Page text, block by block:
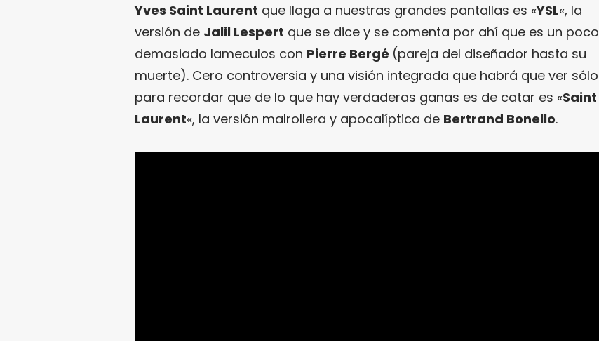
Yves Saint Laurent que llaga a nuestras grandes pantallas es «YSL«, la
versión de Jalil Lespert que se dice y se comenta por ahí que es un poco
demasiado lameculos con Pierre Bergé (pareja del diseñador hasta su
muerte). Cero controversia y una visión integrada que habrá que ver sólo
para recordar que de lo que hay verdaderas ganas es de catar es «Saint
Laurent«, la versión malrollera y apocalíptica de Bertrand Bonello.